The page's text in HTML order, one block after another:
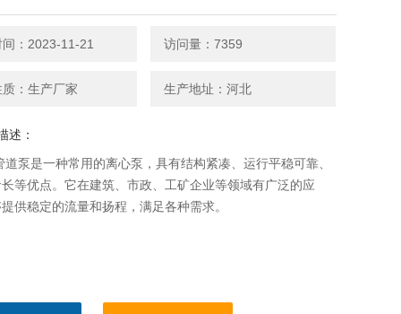
：2023-11-21 访问量：7359
：生产厂家 生产地址：河北
述：
道泵是一种常用的离心泵，具有结构紧凑、运行平稳可靠、
等优点。它在建筑、市政、工矿企业等领域有广泛的应
供稳定的流量和扬程，满足各种需求。